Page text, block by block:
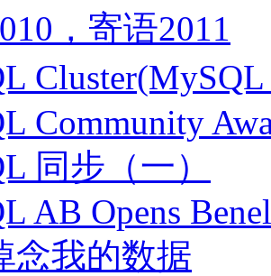
，寄语2011
Community
同步（一）
AB Opens
念我的数据